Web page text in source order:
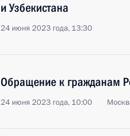
и Узбекистана
24 июня 2023 года, 13:30
Обращение к гражданам
24 июня 2023 года, 10:00